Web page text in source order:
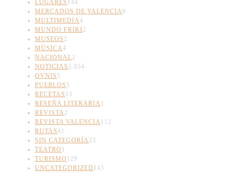
LUGARES 144
MERCADOS DE VALENCIA9
MULTIMEDIA4
MUNDO FRIKI2
MUSEOS 2
MÚSICA4
NACIONAL2
NOTICIAS 2.034
OVNIS 5
PUEBLOS 5
RECETAS 13
RESEÑA LITERARIA1
REVISTA2
REVISTA VALENCIA112
RUTAS41
SIN CATEGORÍA23
TEATRO 1
TURISMO 129
UNCATEGORIZED 145